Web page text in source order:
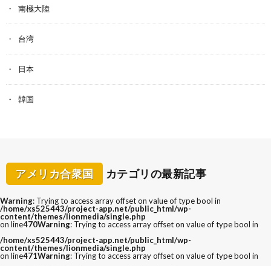
南極大陸
台湾
日本
韓国
アメリカ合衆国 カテゴリの最新記事
Warning: Trying to access array offset on value of type bool in
/home/xs525443/project-app.net/public_html/wp-
content/themes/lionmedia/single.php
on line470Warning: Trying to access array offset on value of type bool in
/home/xs525443/project-app.net/public_html/wp-
content/themes/lionmedia/single.php
on line471Warning: Trying to access array offset on value of type bool in